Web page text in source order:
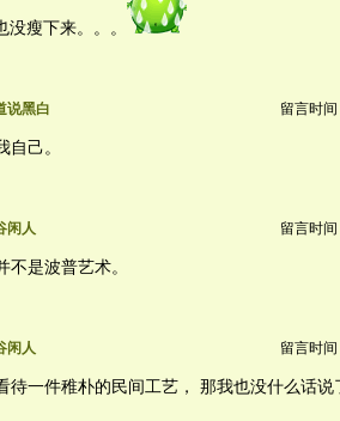
没瘦下来。。。
说黑白 留言时间
自己。
闲人 留言时间
不是波普艺术。
闲人 留言时间
待一件稚朴的民间工艺， 那我也没什么话说